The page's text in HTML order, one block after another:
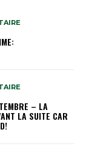
– LA
LA SUITE CAR